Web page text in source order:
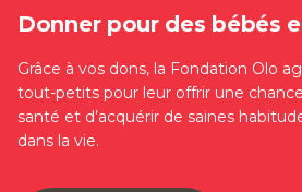
Donner pour des bébés
Grâce à vos dons, la Fondation Olo
tout-petits pour leur offrir une
santé et d’acquérir de saines
dans la vie.